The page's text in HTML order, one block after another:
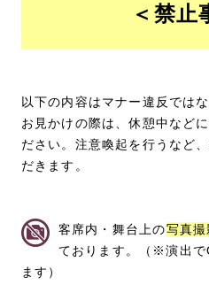
＜禁止
以下の内容はマナー違反では
お見かけの際は、休憩中など
ださい。注意喚起を行うなど
だきます。
客席内・舞台上の写真
ております。（※演出で
ます）